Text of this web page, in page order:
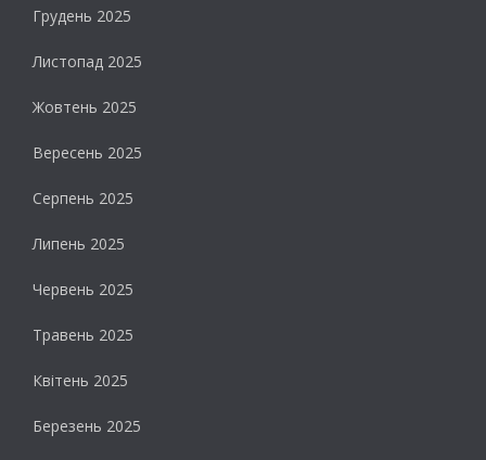
Грудень 2025
Листопад 2025
Жовтень 2025
Вересень 2025
Серпень 2025
Липень 2025
Червень 2025
Травень 2025
Квітень 2025
Березень 2025